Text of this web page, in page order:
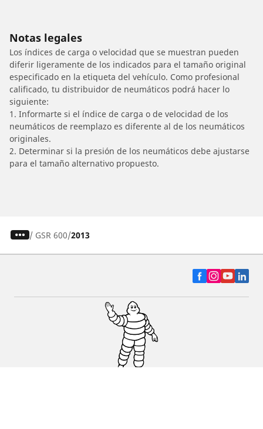
Notas legales
Los índices de carga o velocidad que se muestran pueden
diferir ligeramente de los indicados para el tamaño original
especificado en la etiqueta del vehículo. Como profesional
calificado, tu distribuidor de neumáticos podrá hacer lo
siguiente:
1. Informarte si el índice de carga o de velocidad de los
neumáticos de reemplazo es diferente al de los neumáticos
originales.
2. Determinar si la presión de los neumáticos debe ajustarse
para el tamaño alternativo propuesto.
/ GSR 600 2013